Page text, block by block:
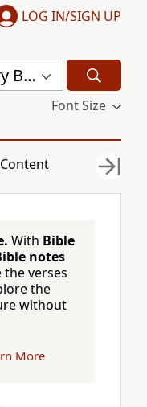
LOG IN/SIGN UP
Ang Salita ng Dios (Tagalog Contemporary Bible) (ASND)
Font Size
With Bible
notes
verses
the
without
More